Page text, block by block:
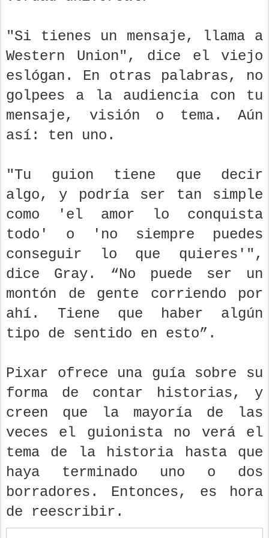
"Si tienes un mensaje, llama a
Western Union", dice el viejo
eslógan. En otras palabras, no
golpees a la audiencia con tu
mensaje, visión o tema. Aún
así: ten uno.
"Tu guion tiene que decir
algo, y podría ser tan simple
como 'el amor lo conquista
todo' o 'no siempre puedes
conseguir lo que quieres'",
dice Gray. “No puede ser un
montón de gente corriendo por
ahí. Tiene que haber algún
tipo de sentido en esto”.
Pixar ofrece una guía sobre su
forma de contar historias, y
creen que la mayoría de las
veces el guionista no verá el
tema de la historia hasta que
haya terminado uno o dos
borradores. Entonces, es hora
de reescribir.